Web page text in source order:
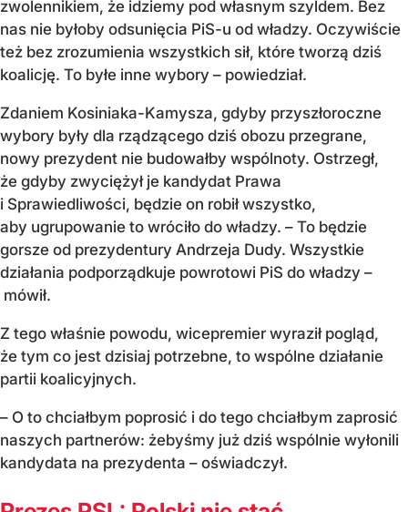
zwolennikiem, że idziemy pod własnym szyldem. Bez
nas nie byłoby odsunięcia PiS-u od władzy. Oczywiście
też bez zrozumienia wszystkich sił, które tworzą dziś
koalicję. To byłe inne wybory – powiedział.
Zdaniem Kosiniaka-Kamysza, gdyby przyszłoroczne
wybory były dla rządzącego dziś obozu przegrane,
nowy prezydent nie budowałby wspólnoty. Ostrzegł,
że gdyby zwyciężył je kandydat Prawa
i Sprawiedliwości, będzie on robił wszystko,
aby ugrupowanie to wróciło do władzy. – To będzie
gorsze od prezydentury Andrzeja Dudy. Wszystkie
działania podporządkuje powrotowi PiS do władzy –
mówił.
Z tego właśnie powodu, wicepremier wyraził pogląd,
że tym co jest dzisiaj potrzebne, to wspólne działanie
partii koalicyjnych.
– O to chciałbym poprosić i do tego chciałbym zaprosić
naszych partnerów: żebyśmy już dziś wspólnie wyłonili
kandydata na prezydenta – oświadczył.